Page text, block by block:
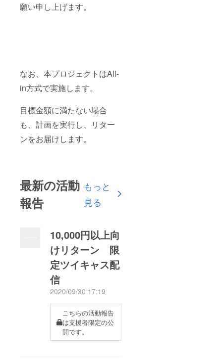
願い申し上げます。
なお、本プロジェクトはAll-
in方式で実施します。
目標金額に満たない場合
も、計画を実行し、リター
ンをお届けします。
最新の活動
報告
もっと
見る
10,000円以上向
けリターン 限
定ツイキャス配
信
2020/09/30 17:19
こちらの活動報告
は支援者限定の公
開です。